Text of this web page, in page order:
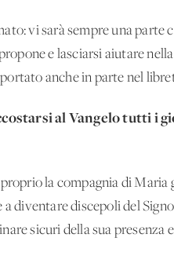
vi sarà sempre una parte
e lasciarsi aiutare
anche in parte nel
al Vangelo tutti i
la compagnia di Maria
diventare discepoli del
sicuri della sua presenza